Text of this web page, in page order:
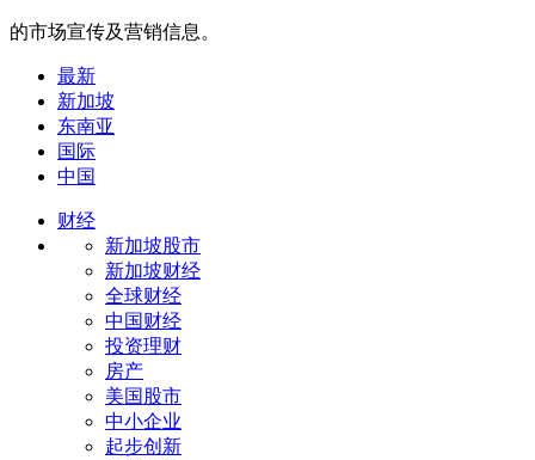
的市场宣传及营销信息。
最新
新加坡
东南亚
国际
中国
财经
新加坡股市
新加坡财经
全球财经
中国财经
投资理财
房产
美国股市
中小企业
起步创新